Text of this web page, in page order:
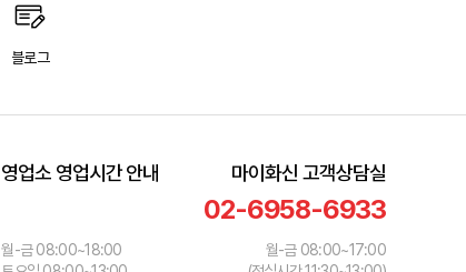
블로그
영업소 영업시간 안내
월-금 08:00~18:00
마이화신 고객상담실
02-6958-6933
월-금 08:00~17:00